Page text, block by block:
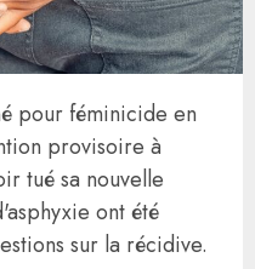
pour féminicide en
provisoire à
tué sa nouvelle
ont été
sur la récidive.